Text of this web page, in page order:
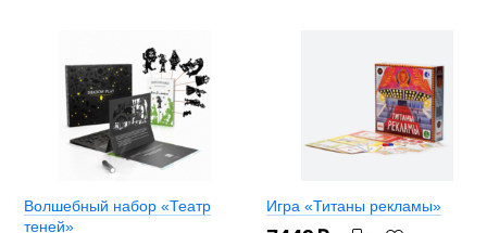
Волшебный набор «Театр
теней»
Игра «Титаны рекламы»